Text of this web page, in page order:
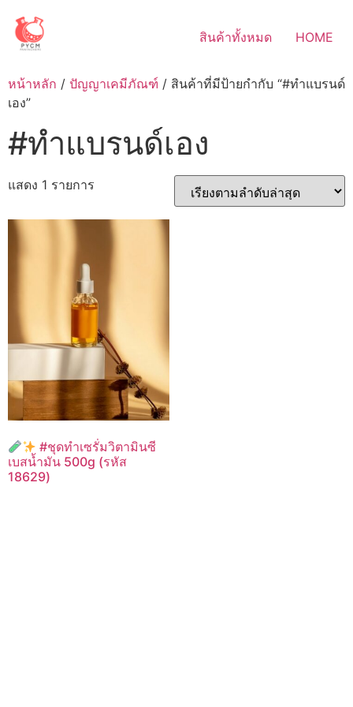
content
สินค้าทั้งหมด HOME
หน้าหลัก / ปัญญาเคมีภัณฑ์ / สินค้าที่มีป้ายกำกับ “#ทำแบรนด์
เอง”
#ทำแบรนด์เอง
แสดง 1 รายการ
#ชุดทำเซรั่มวิตามินซี
เบสน้ำมัน 500g (รหัส
18629)